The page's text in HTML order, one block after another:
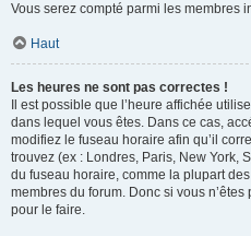
Vous serez compté parmi les membres
Haut
Les heures ne sont pas correctes !
Il est possible que l’heure affichée
dans lequel vous êtes. Dans ce cas,
modifiez le fuseau horaire afin qu’il
trouvez (ex : Londres, Paris, New York,
du fuseau horaire, comme la plupart
membres du forum. Donc si vous
pour le faire.